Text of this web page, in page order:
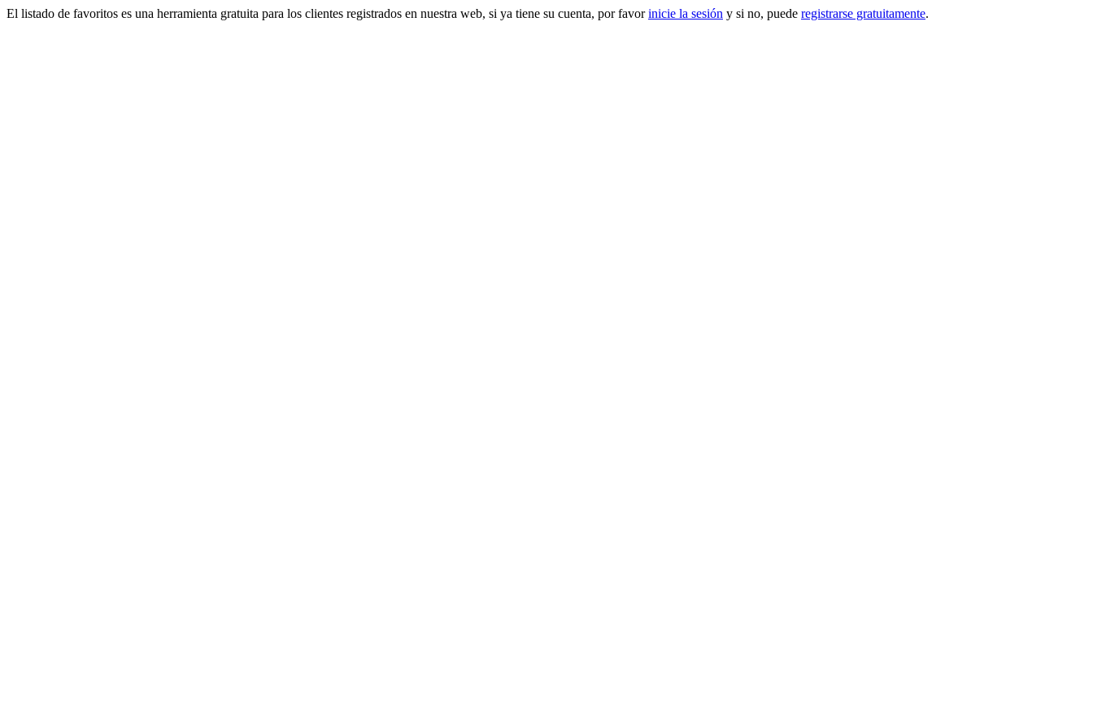
El listado de favoritos es una herramienta gratuita para los clientes registrados en nuestra web, si ya tiene su cuenta, por favorinicie la sesión y si no, puede registrarse gratuitamente.